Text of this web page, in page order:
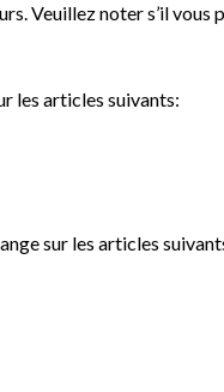
Veuillez noter s’il vous
les articles suivants:
sur les articles